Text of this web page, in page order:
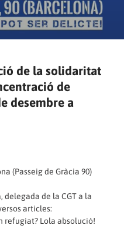
de la solidaritat
de
desembre a
(Passeig de Gràcia 90)
delegada de la CGT a la
articles:
refugiat? Lola absolució!